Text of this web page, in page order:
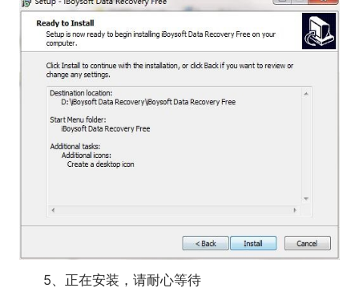
5、正在安装，请耐心等待